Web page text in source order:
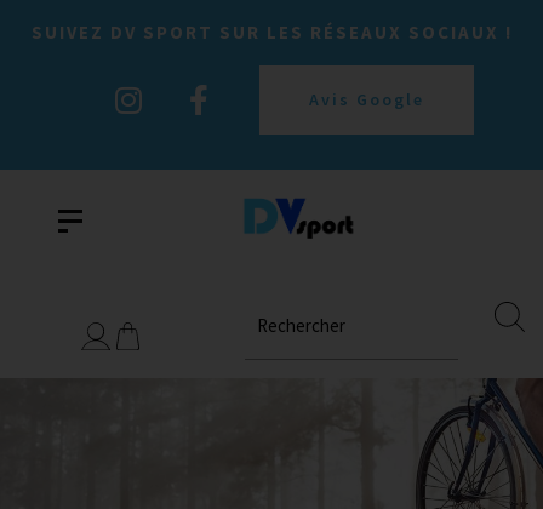
SUIVEZ DV SPORT SUR LES RÉSEAUX SOCIAUX !
Avis Google
Rechercher